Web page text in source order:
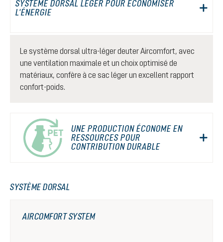
SYSTÈME DORSAL LÉGER POUR ÉCONOMISER
L'ÉNERGIE
Le système dorsal ultra-léger deuter Aircomfort, avec
une ventilation maximale et un choix optimisé de
matériaux, confère à ce sac léger un excellent rapport
confort-poids.
UNE PRODUCTION ÉCONOME EN
RESSOURCES POUR
CONTRIBUTION DURABLE
SYSTÈME DORSAL
AIRCOMFORT SYSTEM